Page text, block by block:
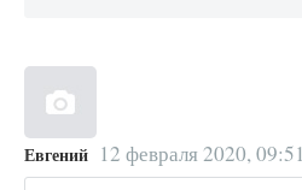
Евгений 12 февраля 2020, 09:51